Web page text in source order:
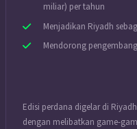
miliar) per tahun
Menjadikan Riyadh
Mendorong
Edisi perdana digelar di
dengan melibatkan game-